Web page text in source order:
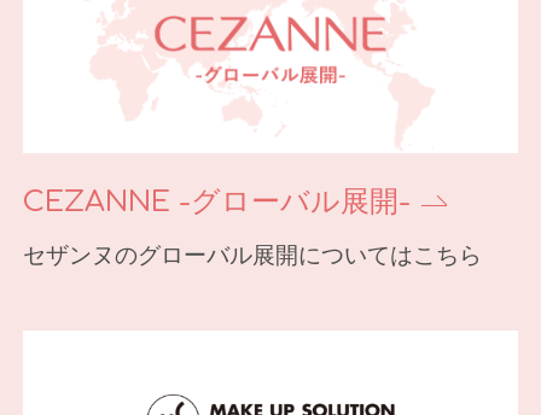
CEZANNE -グローバル展開-
セザンヌのグローバル展開についてはこちら